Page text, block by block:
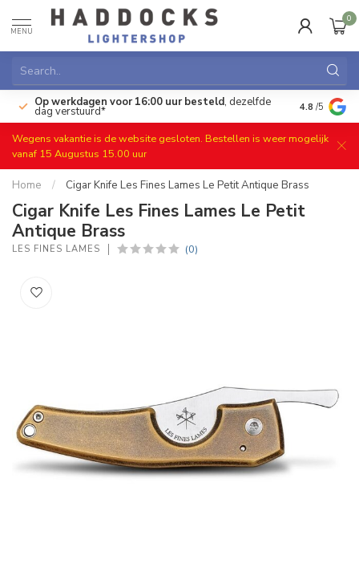
MENU
0
Op werkdagen voor 16:00 uur besteld, dezelfde
dag verstuurd* Gratis
4.8 /5
Wegens vakantie is de website gesloten. Bestellen is weer mogelijk
vanaf 15 Augustus 15.00 uur
Home / Cigar Knife Les Fines Lames Le Petit Antique Brass
Cigar Knife Les Fines Lames Le Petit
Antique Brass
LES FINES LAMES (0)